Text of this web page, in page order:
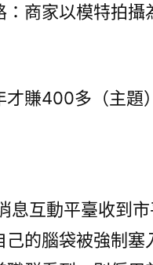
千
歷
賺
億
商家以模特拍攝
賺400多（主題）
息互動平臺收到
的腦袋被強制